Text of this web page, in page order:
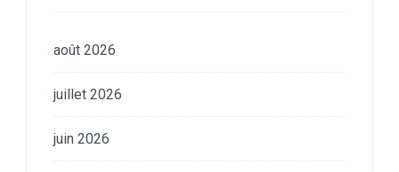
août 2026
juillet 2026
juin 2026